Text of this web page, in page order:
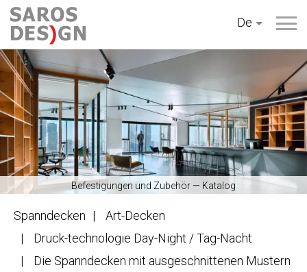
Zum
Inhalt
springen
De
Befestigungen und Zubehör — Katalog
Spanndecken
Art-Decken
Druck-technologie Day-Night / Tag-Nacht
Die Spanndecken mit ausgeschnittenen Mustern